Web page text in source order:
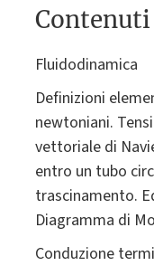
Contenuti
Fluidodinamica
Definizioni
newtoniani.
vettoriale di
entro un tubo
trascinamento.
Diagramma di
Conduzione